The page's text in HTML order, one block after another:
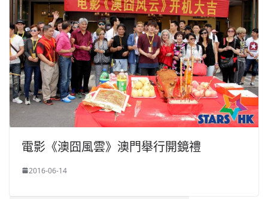
電影《澳囧風雲》澳門舉行開鏡禮
2016-06-14